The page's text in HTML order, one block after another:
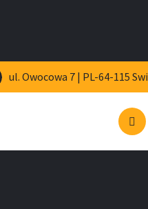
ul. Owocowa 7 | PL-64-115